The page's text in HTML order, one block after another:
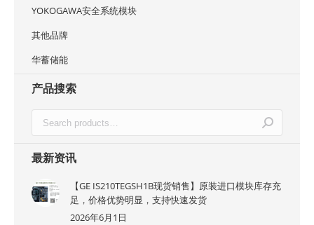
YOKOGAWA安全系统模块
其他品牌
华蓄储能
产品搜索
最新资讯
【GE IS210TEGSH1B现货销售】原装进口模块库存充
足，价格优势明显，支持快速发货
2026年6月1日